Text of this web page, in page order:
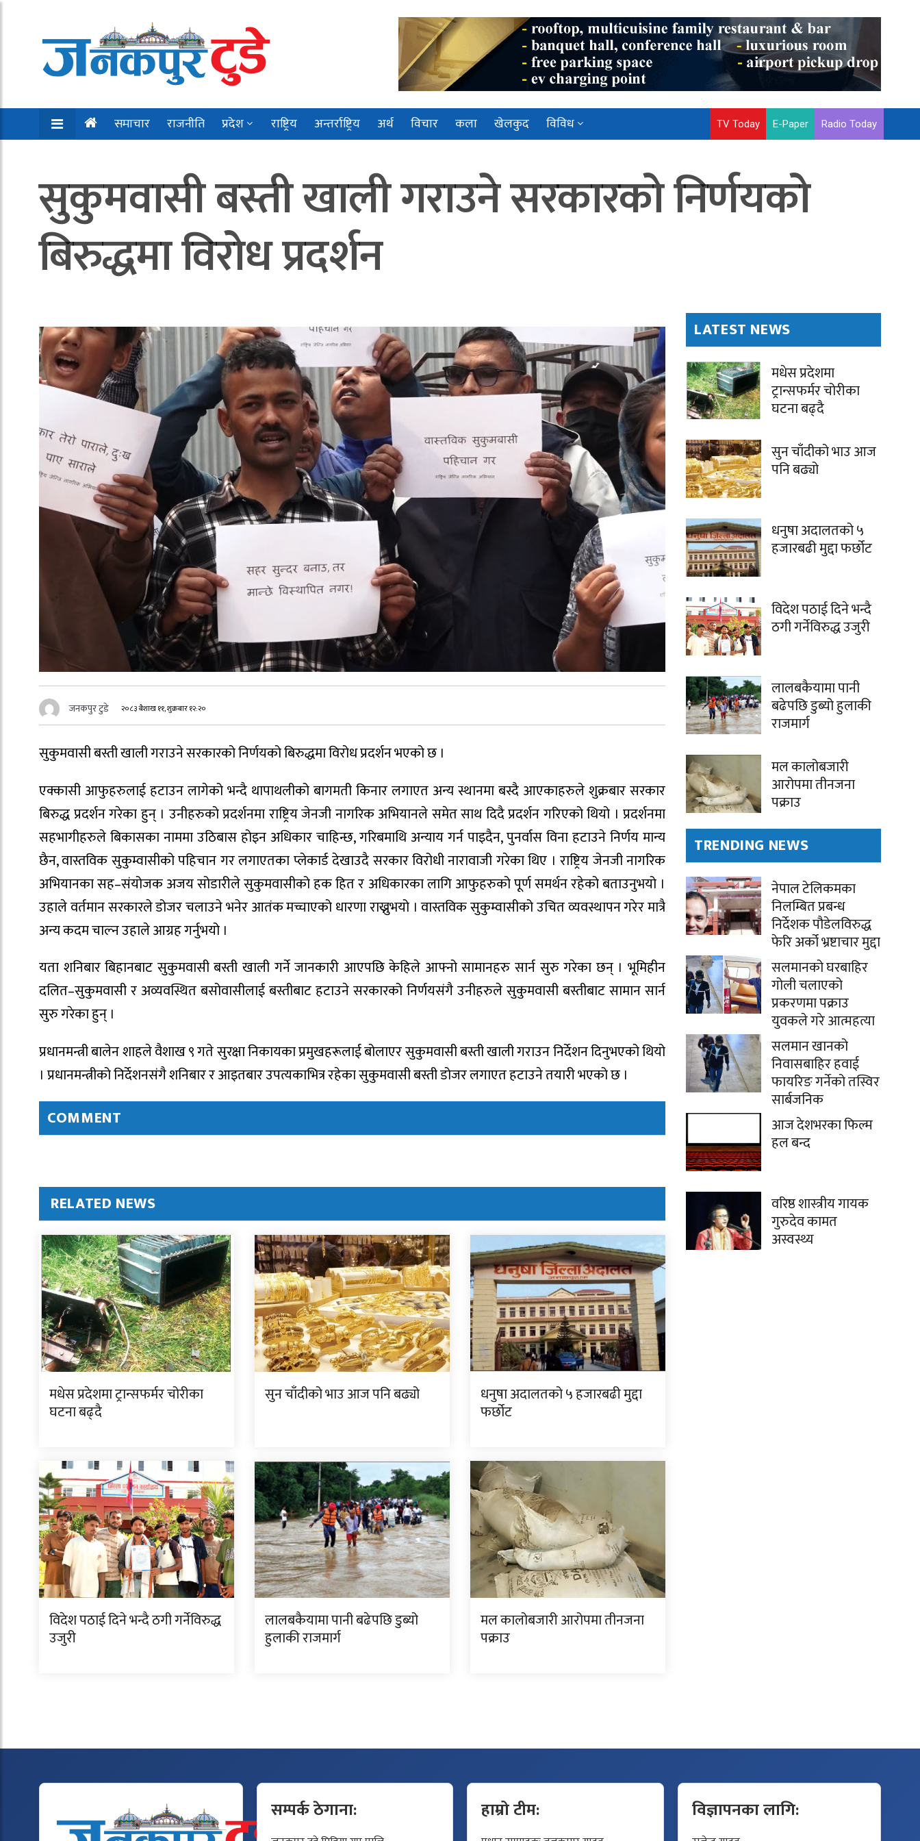
समाचार राजनीति प्रदेश राष्ट्रिय अन्तर्राष्ट्रिय अर्थ विचार कला खेलकुद विविध TV Today E-Paper Radio Today
सुकुमवासी बस्ती खाली गराउने सरकारको निर्णयको
बिरुद्धमा विरोध प्रदर्शन
जनकपुर टुडे २०८३ बैशाख ११, शुक्रबार १२:२०
सुकुमवासी बस्ती खाली गराउने सरकारको निर्णयको बिरुद्धमा विरोध प्रदर्शन भएको छ ।
एक्कासी आफुहरुलाई हटाउन लागेको भन्दै थापाथलीको बागमती किनार लगाएत अन्य स्थानमा बस्दै आएकाहरुले शुक्रबार सरकार
बिरुद्ध प्रदर्शन गरेका हुन् । उनीहरुको प्रदर्शनमा राष्ट्रिय जेनजी नागरिक अभियानले समेत साथ दिदै प्रदर्शन गरिएको थियो । प्रदर्शनमा
सहभागीहरुले बिकासका नाममा उठिबास होइन अधिकार चाहिन्छ, गरिबमाथि अन्याय गर्न पाइदैन, पुनर्वास विना हटाउने निर्णय मान्य
छैन, वास्तविक सुकुम्वासीको पहिचान गर लगाएतका प्लेकार्ड देखाउदै सरकार विरोधी नारावाजी गरेका थिए । राष्ट्रिय जेनजी नागरिक
अभियानका सह–संयोजक अजय सोडारीले सुकुमवासीको हक हित र अधिकारका लागि आफुहरुको पूर्ण समर्थन रहेको बताउनुभयो ।
उहाले वर्तमान सरकारले डोजर चलाउने भनेर आतंक मच्चाएको धारणा राख्नुभयो । वास्तविक सुकुम्वासीको उचित व्यवस्थापन गरेर मात्रै
अन्य कदम चाल्न उहाले आग्रह गर्नुभयो ।
यता शनिबार बिहानबाट सुकुमवासी बस्ती खाली गर्ने जानकारी आएपछि केहिले आफ्नो सामानहरु सार्न सुरु गरेका छन् । भूमिहीन
दलित–सुकुमवासी र अव्यवस्थित बसोवासीलाई बस्तीबाट हटाउने सरकारको निर्णयसंगै उनीहरुले सुकुमवासी बस्तीबाट सामान सार्न
सुरु गरेका हुन् ।
प्रधानमन्त्री बालेन शाहले वैशाख ९ गते सुरक्षा निकायका प्रमुखहरूलाई बोलाएर सुकुमवासी बस्ती खाली गराउन निर्देशन दिनुभएको थियो
। प्रधानमन्त्रीको निर्देशनसंगै शनिबार र आइतबार उपत्यकाभित्र रहेका सुकुमवासी बस्ती डोजर लगाएत हटाउने तयारी भएको छ ।
COMMENT
RELATED NEWS
मधेस प्रदेशमा ट्रान्सफर्मर चोरीका
घटना बढ्दै
सुन चाँदीको भाउ आज पनि बढ्यो धनुषा अदालतको ५ हजारबढी मुद्दा
फर्छोट
विदेश पठाई दिने भन्दै ठगी गर्नेविरुद्ध
उजुरी
लालबकैयामा पानी बढेपछि डुब्यो
हुलाकी राजमार्ग
मल कालोबजारी आरोपमा तीनजना
पक्राउ
LATEST NEWS
मधेस प्रदेशमा
ट्रान्सफर्मर चोरीका
घटना बढ्दै
सुन चाँदीको भाउ आज
पनि बढ्यो
धनुषा अदालतको ५
हजारबढी मुद्दा फर्छोट
विदेश पठाई दिने भन्दै
ठगी गर्नेविरुद्ध उजुरी
लालबकैयामा पानी
बढेपछि डुब्यो हुलाकी
राजमार्ग
मल कालोबजारी
आरोपमा तीनजना
पक्राउ
TRENDING NEWS
नेपाल टेलिकमका
निलम्बित प्रबन्ध
निर्देशक पौडेलविरुद्ध
फेरि अर्को भ्रष्टाचार मुद्दा
सलमानको घरबाहिर
गोली चलाएको
प्रकरणमा पक्राउ
युवकले गरे आत्महत्या
सलमान खानको
निवासबाहिर हवाई
फायरिङ गर्नेको तस्विर
सार्बजनिक
आज देशभरका फिल्म
हल बन्द
वरिष्ठ शास्त्रीय गायक
गुरुदेव कामत
अस्वस्थ्य
सम्पर्क ठेगाना: हाम्रो टीम: विज्ञापनका लागि: